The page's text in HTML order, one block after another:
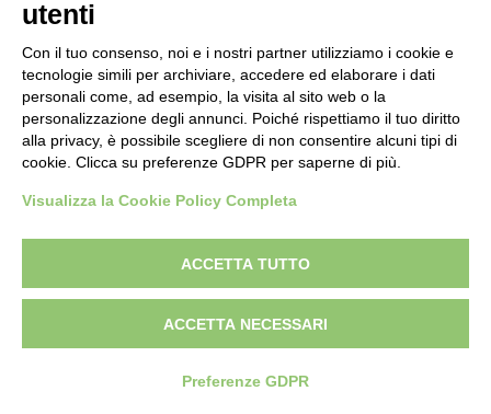
utenti
Con il tuo consenso, noi e i nostri partner utilizziamo i cookie e
tecnologie simili per archiviare, accedere ed elaborare i dati
personali come, ad esempio, la visita al sito web o la
personalizzazione degli annunci. Poiché rispettiamo il tuo diritto
alla privacy, è possibile scegliere di non consentire alcuni tipi di
cookie. Clicca su preferenze GDPR per saperne di più.
Visualizza la Cookie Policy Completa
ACCETTA TUTTO
ACCETTA NECESSARI
Preferenze GDPR